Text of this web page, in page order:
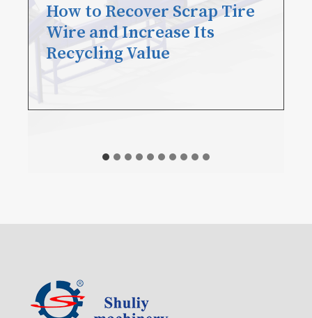
How to Remove Tire Bead
Wire? A Practical Guide for
Tire Recyclers